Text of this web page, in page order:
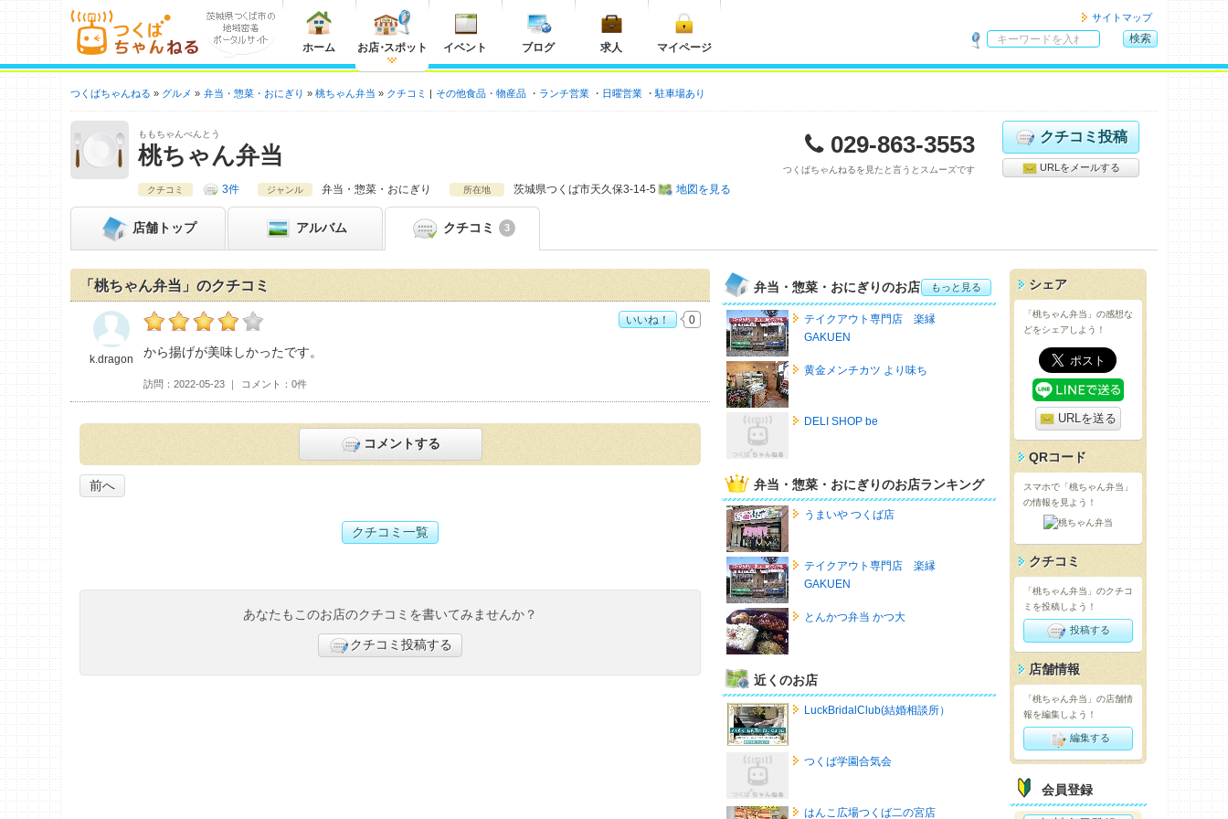
ホーム お店・スポット イベント ブログ 求人 マイページ
サイトマップ
内
索
検索
つくばちゃんねる グルメ 弁当・惣菜・おにぎり 桃ちゃん弁当 クチコミ その他食品・物産品 ランチ営業 日曜営業 駐車場あり
ももちゃんべんとう
桃ちゃん弁当 029-863-3553
つくばちゃんねるを見たと言うとスムーズです
クチコミ投稿
URLをメールする
クチコミ 3件 ジャンル 弁当・惣菜・おにぎり 所在地 茨城県つくば市天久保3-14-5 地図を見る
店舗 トップ アルバム クチコミ 3
「桃ちゃん弁当」のクチコミ
k.dragonの桃ちゃん弁当おすすめ度：
から揚げが美味しかったです。
訪問 2022-05-23 コメント 0件
k.dragon
いいね！ 0
コメントする
前へ
クチコミ一覧
あなたもこのお店のクチコミを書いてみませんか？
クチコミ投稿する
弁当・惣菜・おにぎりのお店 もっと見る
テイクアウト専門店 楽縁
GAKUEN
黄金メンチカツ より味ち
DELI SHOP be
弁当・惣菜・おにぎりのお店ランキング
うまいや つくば店
テイクアウト専門店 楽縁
GAKUEN
とんかつ弁当 かつ大
近くのお店
LuckBridalClub(結婚相談所）
つくば学園合気会
はんこ広場つくば二の宮店
シェア
「桃ちゃん弁当」の感想な
どをシェアしよう！
URLを送る
QRコード
スマホで「桃ちゃん弁当」
の情報を見よう！
クチコミ
「桃ちゃん弁当」のクチコ
ミを投稿しよう！
投稿する
店舗情報
「桃ちゃん弁当」の店舗情
報を編集しよう！
編集する
会員登録